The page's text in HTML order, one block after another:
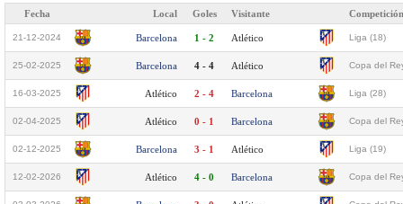
Fecha Local Goles Visitante Competición
21-12-2024 Barcelona 1 - 2 Atlético Liga (18)
25-02-2025 Barcelona 4 - 4 Atlético Copa del
16-03-2025 Atlético 2 - 4 Barcelona Liga (28)
02-04-2025 Atlético 0 - 1 Barcelona Copa del
02-12-2025 Barcelona 3 - 1 Atlético Liga (19)
12-02-2026 Atlético 4 - 0 Barcelona Copa del